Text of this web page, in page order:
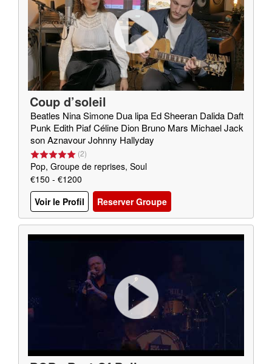
Coup d’soleil
Beatles Nina Simone Dua lipa Ed Sheeran Dalida Daft
Punk Edith Piaf Céline Dion Bruno Mars Michael Jack
son Aznavour Johnny Hallyday
(2)
Pop, Groupe de reprises, Soul
€150 - €1200
Voir le Profil
Reserver Groupe